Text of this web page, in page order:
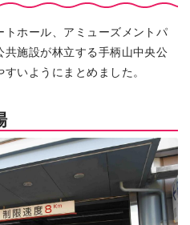
ホール、アミューズメントパ
施設が林立する手柄山中央公
いようにまとめました。